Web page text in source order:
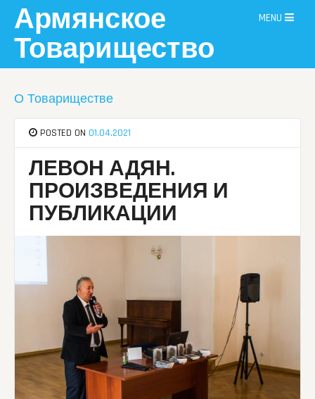
content
Армянское
Товарищество
MENU
О Товариществе
POSTED ON 01.04.2021
ЛЕВОН АДЯН.
ПРОИЗВЕДЕНИЯ И
ПУБЛИКАЦИИ